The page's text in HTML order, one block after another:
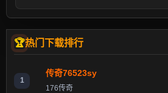
热门下载排行
1
传奇76523sy
176传奇